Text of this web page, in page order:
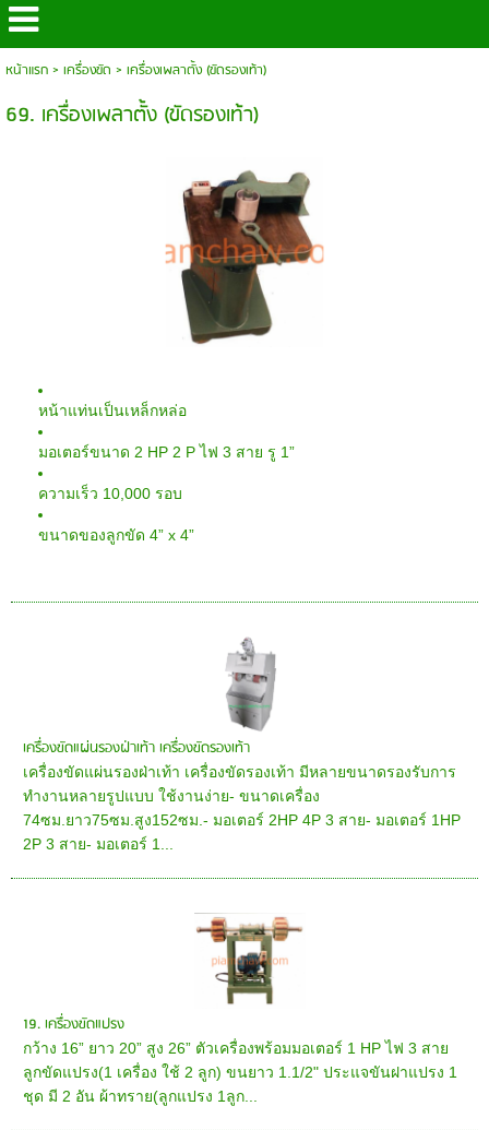
หน้าแรก> เครื่องขัด > เครื่องเพลาตั้ง (ขัดรองเท้า)
69. เครื่องเพลาตั้ง (ขัดรองเท้า)
หน้าแท่นเป็นเหล็กหล่อ
มอเตอร์ขนาด 2 HP 2 Pไฟ 3 สาย รู 1”
ความเร็ว 10,000 รอบ
ขนาดของลูกขัด 4” x 4”
เครื่องขัดแผ่นรองฝ่าเท้า เครื่องขัดรองเท้า
เครื่องขัดแผ่นรองฝ่าเท้า เครื่องขัดรองเท้า มีหลายขนาดรองรับการ
ทำงานหลายรูปแบบ ใช้งานง่าย- ขนาดเครื่อง
74ซม.ยาว75ซม.สูง152ซม.- มอเตอร์ 2HP 4P 3 สาย- มอเตอร์ 1HP
2P 3 สาย- มอเตอร์ 1...
19. เครื่องขัดแปรง
กว้าง 16” ยาว 20” สูง 26” ตัวเครื่องพร้อมมอเตอร์ 1 HP ไฟ 3 สาย
ลูกขัดแปรง(1 เครื่อง ใช้ 2 ลูก) ขนยาว 1.1/2" ประแจขันฝาแปรง 1
ชุด มี 2 อัน ผ้าทราย(ลูกแปรง 1ลูก...